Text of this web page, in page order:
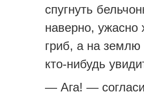
спугнуть
наверно, ужасно
гриб, а на землю
кто-нибудь
— Ага! —